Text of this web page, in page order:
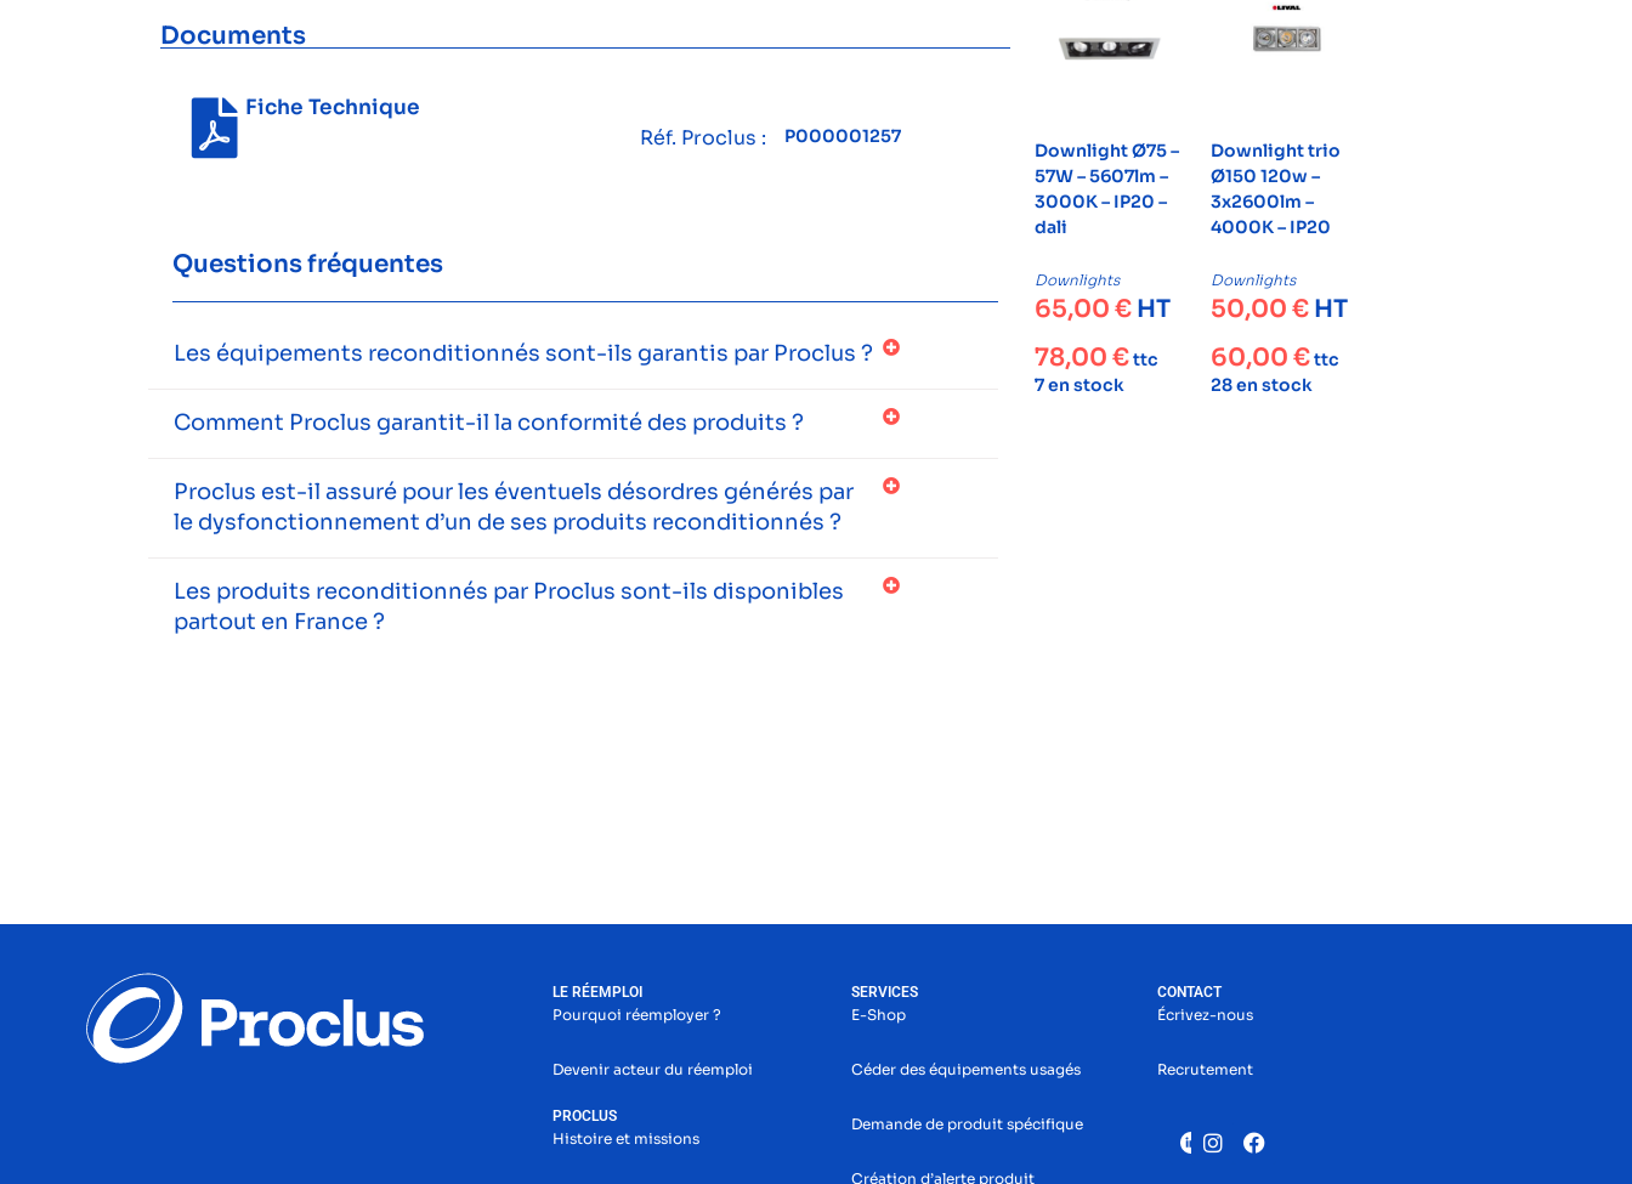
Documents
Fiche Technique
Réf. Proclus :
P000001257
Questions fréquentes
Les équipements reconditionnés sont-ils garantis par Proclus ?
Comment Proclus garantit-il la conformité des produits ?
Proclus est-il assuré pour les éventuels désordres générés par
le dysfonctionnement d’un de ses produits reconditionnés ?
Les produits reconditionnés par Proclus sont-ils disponibles
partout en France ?
Downlight Ø75 –
57W – 5607lm –
3000K – IP20 –
dali
Downlights
65,00 € HT
78,00 €ttc
7 en stock
Downlight trio
Ø150 120w –
3x2600lm –
4000K – IP20
Downlights
50,00 € HT
60,00 €ttc
28 en stock
LE RÉEMPLOI
Pourquoi réemployer ?
Devenir acteur du réemploi
PROCLUS
Histoire et missions
SERVICES
E-Shop
Céder des équipements usagés
Demande de produit spécifique
Création d’alerte produit
CONTACT
Écrivez-nous
Recrutement